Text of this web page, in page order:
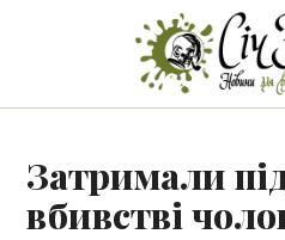
Затримали
вбивстві